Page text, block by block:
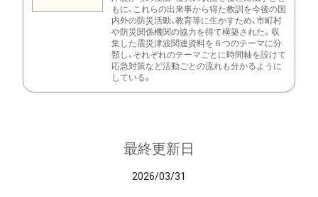
もに、これらの出来事から得た教訓を今後の国
内外の防災活動、教育等に生かすため、市町村
や防災関係機関の協力を得て構築された。収
集した震災津波関連資料を６つのテーマに分
類し、それぞれのテーマごとに時間軸を設けて
応急対策など活動ごとの流れも分かるように
している。
最終更新日
2026/03/31